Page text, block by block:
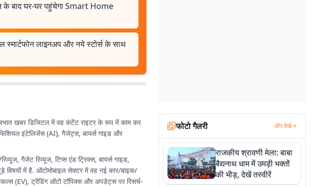
के बाद घर-घर पहुंचेगा Smart Home
लाइनअप और नये स्टोर्स के साथ
प्रभात खबर डिजिटल में वह कंटेंट राइटर के रूप में काम कर
इंटेलिजेंस (AI), गैजेट्स, बायर्स गाइड और
गैजेट रिव्यूज, टिप्स एंड ट्रिक्स, बायर्स गाइड,
में है. ऑटोमोबाइल सेक्टर में वह नई कार/बाइक/
(EV), ट्रेंडिंग ऑटो टॉपिक्स और अपडेट्स पर रिसर्च-
फोटो गैलरी और देखें
राजकीय श्रावणी मेला: बाबा
बैद्यनाथ धाम में उमड़ी भक्तों
की भीड़, देखें तस्वीरें